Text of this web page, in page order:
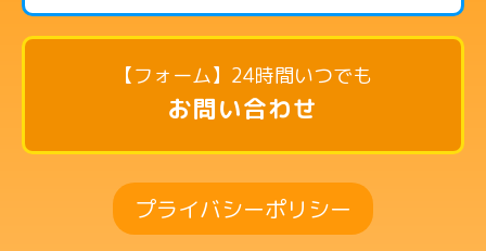
ピアノコース
リトミックコース
英語リトミックコース
ドラムコース
ボーカルコース
【フォーム】24時間いつでも
お問い合わせ
プライバシーポリシー